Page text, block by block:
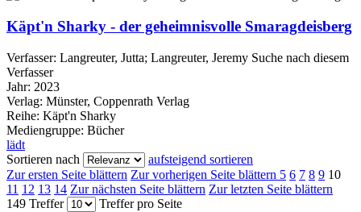
Käpt'n Sharky - der geheimnisvolle Smaragdeisberg
Verfasser: Langreuter, Jutta; Langreuter, Jeremy Suche nach diesem
Verfasser
Jahr: 2023
Verlag: Münster, Coppenrath Verlag
Reihe: Käpt'n Sharky
Mediengruppe: Bücher
lädt
Sortieren nach
aufsteigend sortieren
Zur ersten Seite blättern Zur vorherigen Seite blättern 5 6 7 8 9 10
11 12 13 14 Zur nächsten Seite blättern Zur letzten Seite blättern
149 Treffer
Treffer pro Seite